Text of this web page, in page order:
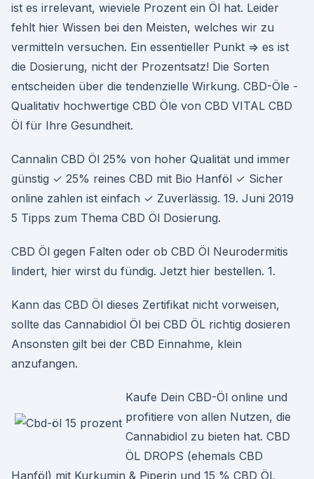
ist es irrelevant, wieviele Prozent ein Öl hat. Leider
fehlt hier Wissen bei den Meisten, welches wir zu
vermitteln versuchen. Ein essentieller Punkt => es ist
die Dosierung, nicht der Prozentsatz! Die Sorten
entscheiden über die tendenzielle Wirkung. CBD-Öle -
Qualitativ hochwertige CBD Öle von CBD VITAL CBD
Öl für Ihre Gesundheit.
Cannalin CBD Öl 25% von hoher Qualität und immer
günstig ✓ 25% reines CBD mit Bio Hanföl ✓ Sicher
online zahlen ist einfach ✓ Zuverlässig. 19. Juni 2019
5 Tipps zum Thema CBD Öl Dosierung.
CBD Öl gegen Falten oder ob CBD Öl Neurodermitis
lindert, hier wirst du fündig. Jetzt hier bestellen. 1.
Kann das CBD Öl dieses Zertifikat nicht vorweisen,
sollte das Cannabidiol Öl bei CBD ÖL richtig dosieren
Ansonsten gilt bei der CBD Einnahme, klein
anzufangen.
Kaufe Dein CBD-Öl online und
profitiere von allen Nutzen, die
Cannabidiol zu bieten hat. CBD
ÖL DROPS (ehemals CBD
Hanföl) mit Kurkumin & Piperin und 15 % CBD ÖL